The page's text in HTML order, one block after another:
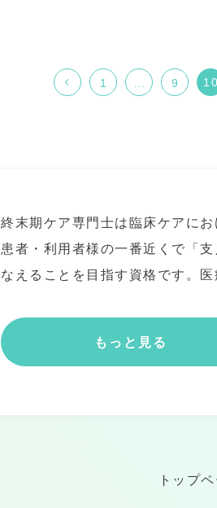
1 9 10
終末期ケア専門士は臨床ケアにお
患者・利用者様の一番近くで「
なえることを目指す資格です。
もっと見る
トップ